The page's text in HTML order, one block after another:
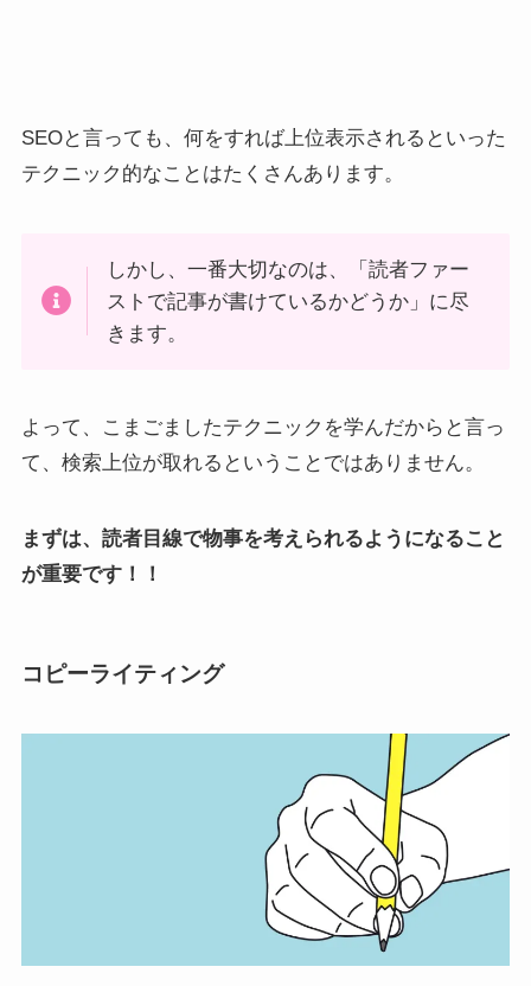
SEOと言っても、何をすれば上位表示されるといった
テクニック的なことはたくさんあります。
しかし、一番大切なのは、「読者ファー
ストで記事が書けているかどうか」に尽
きます。
よって、こまごましたテクニックを学んだからと言っ
て、検索上位が取れるということではありません。
まずは、読者目線で物事を考えられるようになること
が重要です！！
コピーライティング